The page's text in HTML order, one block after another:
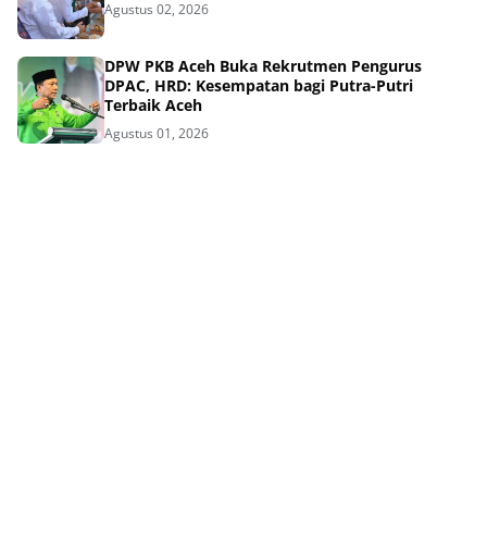
Agustus 02, 2026
DPW PKB Aceh Buka Rekrutmen Pengurus
DPAC, HRD: Kesempatan bagi Putra-Putri
Terbaik Aceh
Agustus 01, 2026